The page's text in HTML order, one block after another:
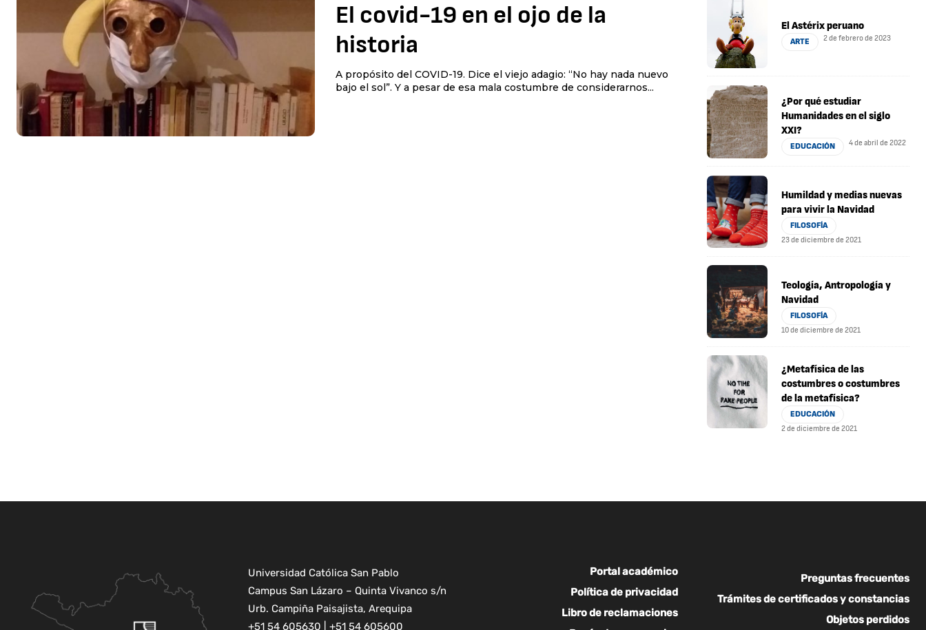
El covid-19 en el ojo de la
historia
A propósito del COVID-19. Dice el viejo adagio: “No hay nada nuevo
bajo el sol”. Y a pesar de esa mala costumbre de considerarnos...
El Astérix peruano
ARTE 2 de febrero de 2023
¿Por qué estudiar
Humanidades en el siglo
XXI?
EDUCACIÓN 4 de abril de 2022
Humildad y medias nuevas
para vivir la Navidad
FILOSOFÍA
23 de diciembre de 2021
Teología, Antropología y
Navidad
FILOSOFÍA
10 de diciembre de 2021
¿Metafísica de las
costumbres o costumbres
de la metafísica?
EDUCACIÓN
2 de diciembre de 2021
Universidad Católica San Pablo
Campus San Lázaro – Quinta Vivanco s/n
Urb. Campiña Paisajista, Arequipa
+51 54 605630 | +51 54 605600
Portal académico
Política de privacidad
Libro de reclamaciones
Preguntas frecuentes
Trámites de certificados y constancias
Objetos perdidos